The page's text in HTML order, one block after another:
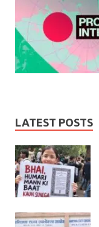
LATEST POSTS